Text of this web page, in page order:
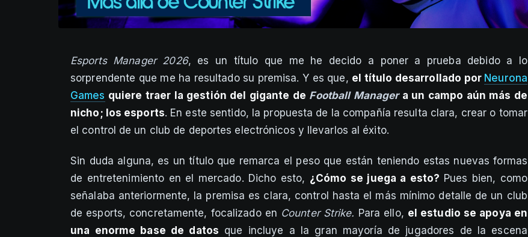
Esports Manager 2026, es un título que me he decido a poner a prueba debido a lo
sorprendente que me ha resultado su premisa. Y es que, el título desarrollado por Neurona
Games quiere traer la gestión del gigante de Football Managera un campo aún más de
nicho; los esports. En este sentido, la propuesta de la compañía resulta clara, crear o tomar
el control de un club de deportes electrónicos y llevarlos al éxito.
Sin duda alguna, es un título que remarca el peso que están teniendo estas nuevas formas
de entretenimiento en el mercado. Dicho esto, ¿Cómo se juega a esto? Pues bien, como
señalaba anteriormente, la premisa es clara, control hasta el más mínimo detalle de un club
de esports, concretamente, focalizado en Counter Strike. Para ello, el estudio se apoya en
una enorme base de datos que incluye a la gran mayoría de jugadores de la escena